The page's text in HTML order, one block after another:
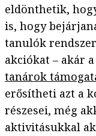
eldönthetik,
is, hogy
tanulók
akciókat – akár a
tanárok
erősítheti azt a
részesei, még
aktivitásukkal